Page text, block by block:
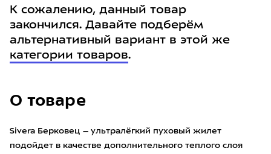
О товаре
Sivera Берковец – ультралёгкий пуховый жилет
подойдет в качестве дополнительного теплого слоя
К сожалению, данный товар
закончился. Давайте подберём
альтернативный вариант в этой же
категории товаров.